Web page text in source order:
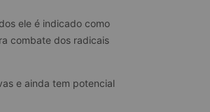
ele é indicado como
combate dos radicais
e ainda tem potencial